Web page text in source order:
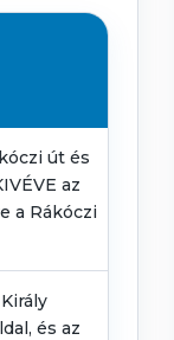
út és
az
a Rákóczi
és az